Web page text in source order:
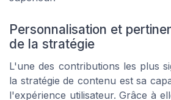
Personnalisation et
de la stratégie
L'une des contributions les plus
la stratégie de contenu est sa
l'expérience utilisateur. Grâce à